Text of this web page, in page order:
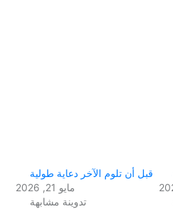
قبل أن تلوم الآخر دعاية طولية
مايو 21, 2026
تدوينة مشابهة